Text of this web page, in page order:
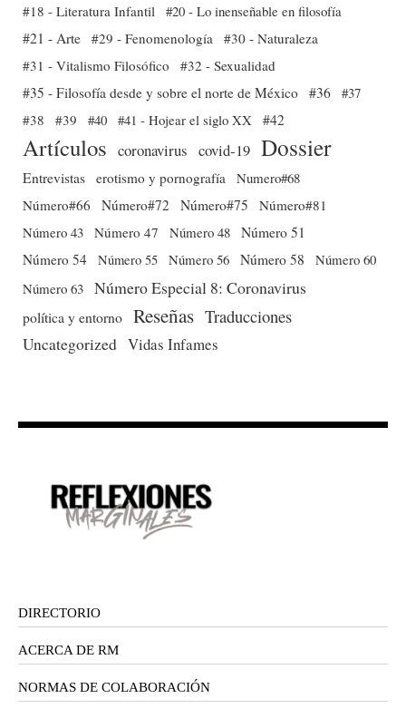
#18 - Literatura Infantil #20 - Lo inenseñable en filosofía
#21 - Arte #29 - Fenomenología
#30 - Naturaleza
#31 - Vitalismo Filosófico
#32 - Sexualidad
#35 - Filosofía desde y sobre el norte de México #36 #37
#38
#39 #40 #41 - Hojear el siglo XX #42
Artículos coronavirus covid-19 Dossier
Entrevistas erotismo y pornografía
Numero#68
Número#66
Número#72 Número#75
Número#81
Número 43 Número 47 Número 48 Número 51
Número 54 Número 55 Número 56 Número 58
Número 60
Número 63 Número Especial 8: Coronavirus
política y entorno Reseñas Traducciones
Uncategorized Vidas Infames
DIRECTORIO
ACERCA DE RM
NORMAS DE COLABORACIÓN